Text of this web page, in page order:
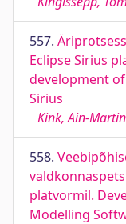
557.
Eclipse Sirius
development
Sirius
Kink, Ain-Martin
558.
platvormil.
Modelling